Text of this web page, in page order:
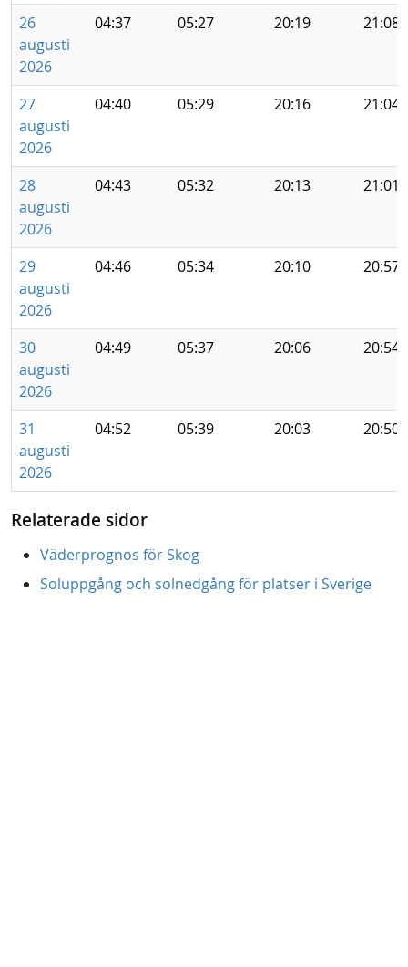
26
augusti
2026
04:37 05:27 20:19 21:08
27
augusti
2026
04:40 05:29 20:16 21:04
28
augusti
2026
04:43 05:32 20:13 21:01
29
augusti
2026
04:46 05:34 20:10 20:57
30
augusti
2026
04:49 05:37 20:06 20:54
31
augusti
2026
04:52 05:39 20:03 20:50
Relaterade sidor
Väderprognos för Skog
Soluppgång och solnedgång för platser i Sverige